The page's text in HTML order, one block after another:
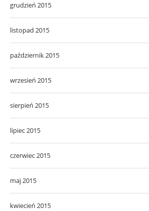
grudzień 2015
listopad 2015
październik 2015
wrzesień 2015
sierpień 2015
lipiec 2015
czerwiec 2015
maj 2015
kwiecień 2015